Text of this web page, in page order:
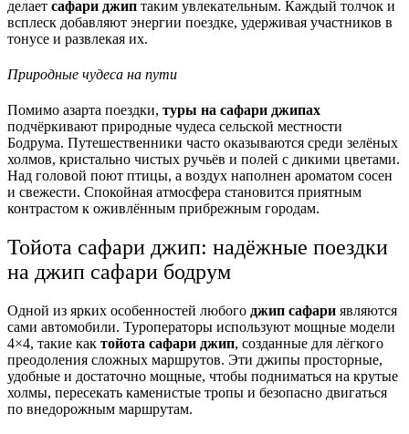
делает сафари джип таким увлекательным. Каждый толчок и
всплеск добавляют энергии поездке, удерживая участников в
тонусе и развлекая их.
Природные чудеса на пути
Помимо азарта поездки, туры на сафари джипах
подчёркивают природные чудеса сельской местности
Бодрума. Путешественники часто оказываются среди зелёных
холмов, кристально чистых ручьёв и полей с дикими цветами.
Над головой поют птицы, а воздух наполнен ароматом сосен
и свежести. Спокойная атмосфера становится приятным
контрастом к оживлённым прибрежным городам.
Тойота сафари джип: надёжные поездки
на джип сафари бодрум
Одной из ярких особенностей любого джип сафари являются
сами автомобили. Туроператоры используют мощные модели
4×4, такие как тойота сафари джип, созданные для лёгкого
преодоления сложных маршрутов. Эти джипы просторные,
удобные и достаточно мощные, чтобы подниматься на крутые
холмы, пересекать каменистые тропы и безопасно двигаться
по внедорожным маршрутам.